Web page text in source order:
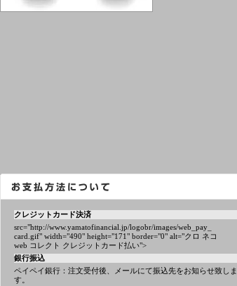
クレジットカード決済
src="http://www.yamatofinancial.jp/logobr/images/web_pay_
card.gif" width="490" height="171" border="0" alt="クロ ネコ
web コレクト クレジットカード払い">
銀行振込
ペイペイ銀行：注文受付後、メールにて振込先をお知らせ致しま
す。